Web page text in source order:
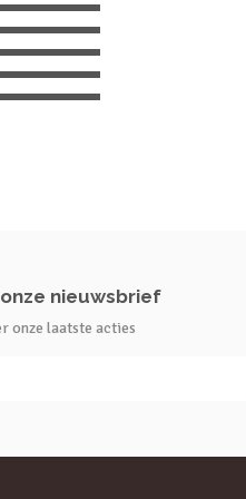
nieuwsbrief
onze laatste acties